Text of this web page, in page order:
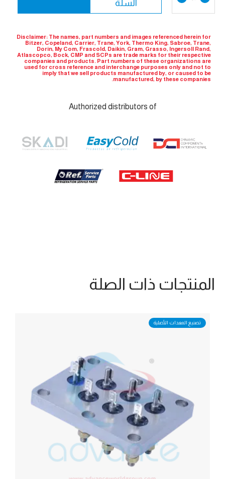
السلة
Disclaimer: The names, part numbers and images referenced herein for
Bitzer, Copeland, Carrier, Trane, York, Thermo King, Sabroe, Trane,
Dorin, My Com, Frascold, Daikin, Gram, Grasso, Ingersoll Rand,
Atlascopco, Bock, CMP and SCPs are trade marks for their respective
companies and products. Part numbers of these organizations are
used for cross reference and interchange purposes only and not to
imply that we sell products manufactured by, or caused to be
manufactured, by these companies.
Authorized distributors of
المنتجات ذات الصلة
تصنيع المعدات الأصلية